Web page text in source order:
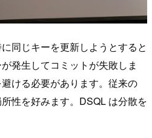
同じキーを更新しようとすると
発生してコミットが失敗しま
ける必要があります。従来の
性を好みます。DSQL は分散を